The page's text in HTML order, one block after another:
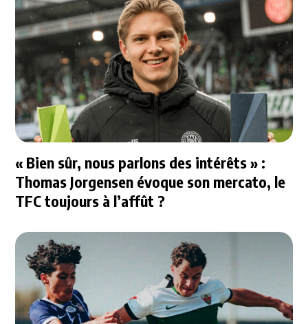
« Bien sûr, nous parlons des intérêts » :
Thomas Jorgensen évoque son mercato, le
TFC toujours à l’affût ?